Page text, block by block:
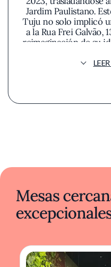
Jardim Paulistano.
Tuju no solo implicó
a la Rua Frei Galvão,
reimaginación de su
brasileña
ingredientes y las
Mesas